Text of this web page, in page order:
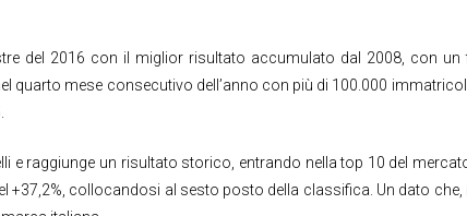
del 2016 con il miglior risultato accumulato dal 2008, con
quarto mese consecutivo dell’anno con più di 100.000
e raggiunge un risultato storico, entrando nella top 10 del
+37,2%, collocandosi al sesto posto della classifica. Un dato che,